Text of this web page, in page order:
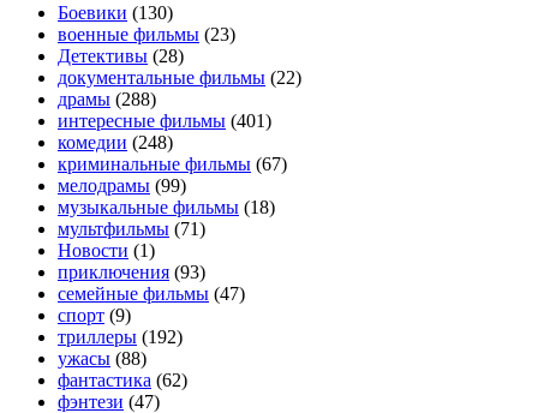
Боевики (130)
военные фильмы (23)
Детективы (28)
документальные фильмы (22)
драмы (288)
интересные фильмы (401)
комедии (248)
криминальные фильмы (67)
мелодрамы (99)
музыкальные фильмы (18)
мультфильмы (71)
Новости (1)
приключения (93)
семейные фильмы (47)
спорт (9)
триллеры (192)
ужасы (88)
фантастика (62)
фэнтези (47)